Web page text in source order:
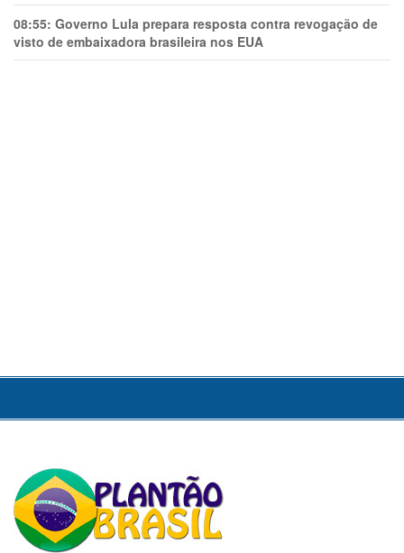
08:55: Governo Lula prepara resposta contra revogação de
visto de embaixadora brasileira nos EUA